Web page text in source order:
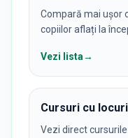
Compară mai ușor
copiilor aflați la
Vezi lista→
Cursuri cu
Vezi direct